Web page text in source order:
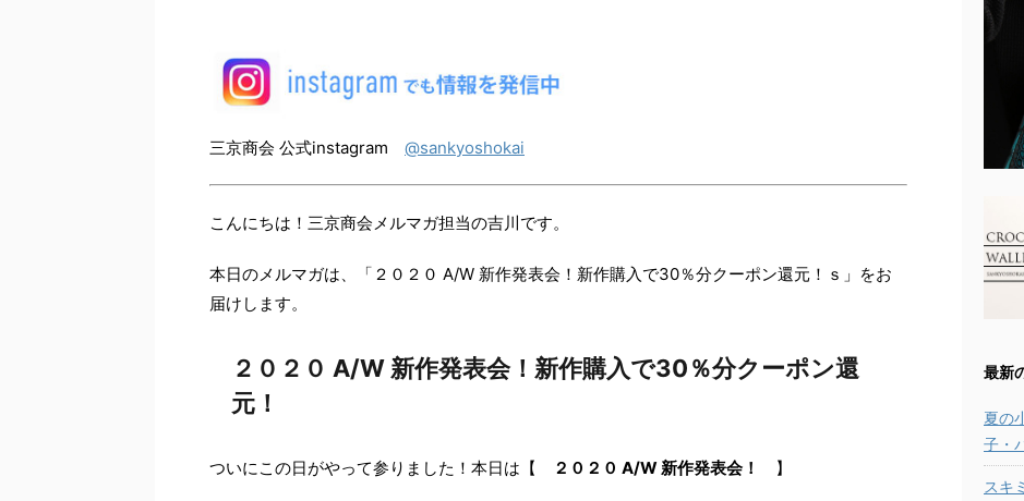
三京商会 公式instagram @sankyoshokai
こんにちは！三京商会メルマガ担当の吉川です。
本日のメルマガは、「２０２０ A/W 新作発表会！新作購入で30％分クーポン還元！ｓ」をお
届けします。
２０２０ A/W 新作発表会！新作購入で30％分クーポン還
元！
ついにこの日がやって参りました！本日は【 ２０２０ A/W 新作発表会！ 】
最新
夏の
子・
スキ